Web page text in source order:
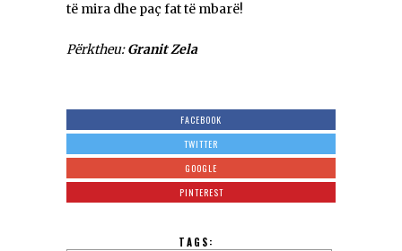
të mira dhe paç fat të mbarë!
Përktheu:Granit Zela
FACEBOOK
TWITTER
GOOGLE
PINTEREST
TAGS: